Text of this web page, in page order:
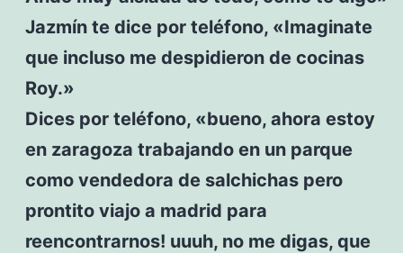
Jazmín te dice por teléfono, «Imaginate
que incluso me despidieron de cocinas
Roy.»
Dices por teléfono, «bueno, ahora estoy
en zaragoza trabajando en un parque
como vendedora de salchichas pero
prontito viajo a madrid para
reencontrarnos! uuuh, no me digas, que